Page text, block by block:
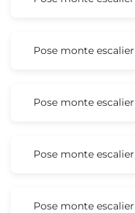
Pose monte
Pose monte
Pose monte
Pose monte